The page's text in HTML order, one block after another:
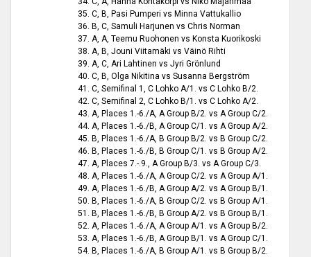
35. C, B, Pasi Pumperi vs Minna Vattukallio
36. B, C, Samuli Harjunen vs Chris Norman
37. A, A, Teemu Ruohonen vs Konsta Kuorikoski
38. A, B, Jouni Viitamäki vs Väinö Rihti
39. A, C, Ari Lahtinen vs Jyri Grönlund
40. C, B, Olga Nikitina vs Susanna Bergström
41. C, Semifinal 1, C Lohko A/1. vs C Lohko B/2.
42. C, Semifinal 2, C Lohko B/1. vs C Lohko A/2.
43. A, Places 1.-6./A, A Group B/2. vs A Group C/2.
44. A, Places 1.-6./B, A Group C/1. vs A Group A/2.
45. B, Places 1.-6./A, B Group B/2. vs B Group C/2.
46. B, Places 1.-6./B, B Group C/1. vs B Group A/2.
47. A, Places 7.-.9., A Group B/3. vs A Group C/3.
48. A, Places 1.-6./A, A Group C/2. vs A Group A/1.
49. A, Places 1.-6./B, A Group A/2. vs A Group B/1.
50. B, Places 1.-6./A, B Group C/2. vs B Group A/1.
51. B, Places 1.-6./B, B Group A/2. vs B Group B/1.
52. A, Places 1.-6./A, A Group A/1. vs A Group B/2.
53. A, Places 1.-6./B, A Group B/1. vs A Group C/1.
54. B, Places 1.-6./A, B Group A/1. vs B Group B/2.